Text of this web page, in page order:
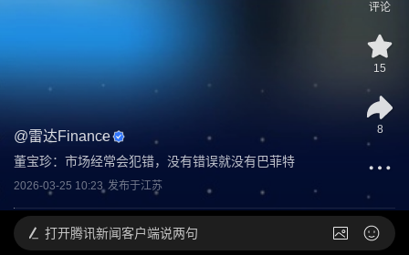
@雷达Finance
董宝珍：市场经常会犯错，没有错误就没有巴菲特
2026-03-25 10:23 发布于江苏
评论
15
8
打开腾讯新闻客户端说两句